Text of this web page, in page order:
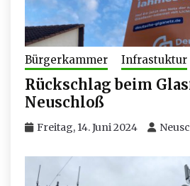
Bürgerkammer Infrastuktur
Rückschlag beim
Neuschloß
Freitag, 14. Juni 2024